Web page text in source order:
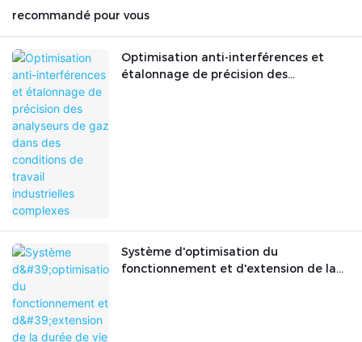
recommandé pour vous
Optimisation anti-interférences et
étalonnage de précision des
Système d'optimisation du
fonctionnement et d'extension de la